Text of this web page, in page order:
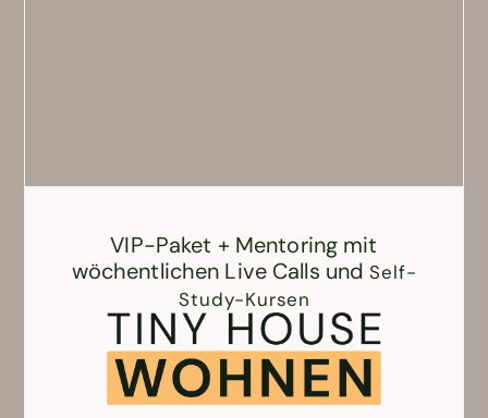
VIP-Paket + Mentoring mit
wöchentlichen Live Calls undSelf-
Study-Kursen